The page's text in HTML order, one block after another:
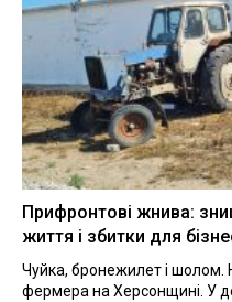
Прифронтові жнива:
життя і збитки для
Чуйка, бронежилет і шолом.
фермера на Херсонщині. У